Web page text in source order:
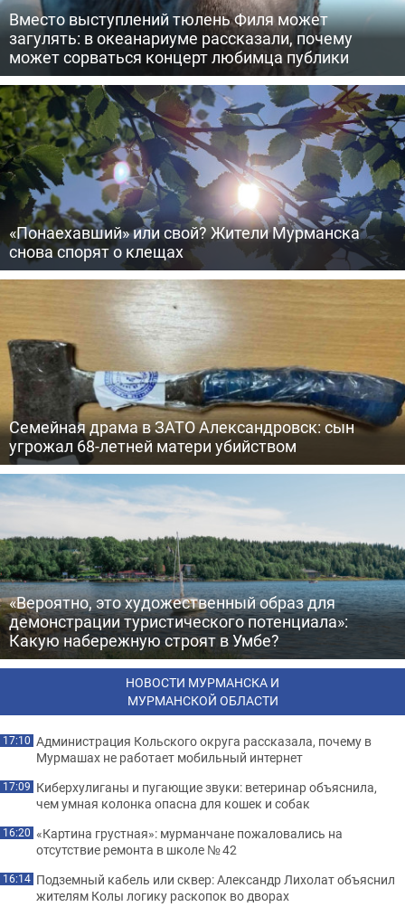
Вместо выступлений тюлень Филя может
загулять: в океанариуме рассказали, почему
может сорваться концерт любимца публики
«Понаехавший» или свой? Жители Мурманска
снова спорят о клещах
Семейная драма в ЗАТО Александровск: сын
угрожал 68-летней матери убийством
«Вероятно, это художественный образ для
демонстрации туристического потенциала»:
Какую набережную строят в Умбе?
НОВОСТИ МУРМАНСКА И
МУРМАНСКОЙ ОБЛАСТИ
17:10 Администрация Кольского округа рассказала, почему в
Мурмашах не работает мобильный интернет
17:09 Киберхулиганы и пугающие звуки: ветеринар объяснила,
чем умная колонка опасна для кошек и собак
16:20 «Картина грустная»: мурманчане пожаловались на
отсутствие ремонта в школе № 42
16:14 Подземный кабель или сквер: Александр Лихолат объяснил
жителям Колы логику раскопок во дворах